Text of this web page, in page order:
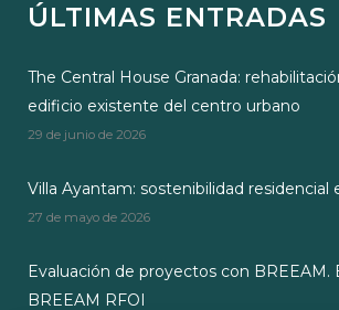
ÚLTIMAS ENTRADAS
The Central House Granada:
edificio existente del centro urbano
29 de junio de 2026
Villa Ayantam: sostenibilidad residencial
27 de mayo de 2026
Evaluación de proyectos con BREEAM.
BREEAM RFOI